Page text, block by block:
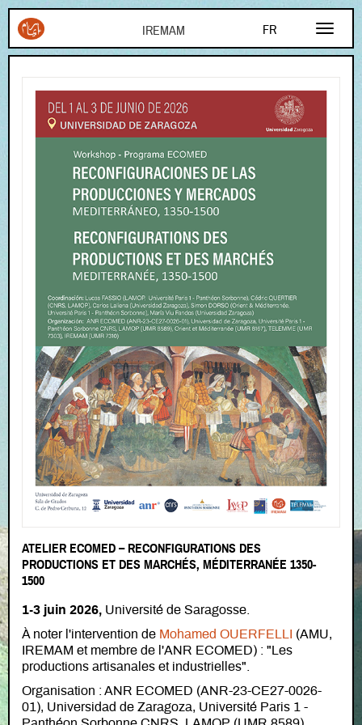
FR
AR
Aller au contenu principal
ATELIER ECOMED – RECONFIGURATIONS DES
PRODUCTIONS ET DES MARCHÉS, MÉDITERRANÉE 1350-
1500
1-3 juin 2026, Université de Saragosse.
À noter l'intervention de Mohamed OUERFELLI
(AMU,
IREMAM et membre de l'ANR ECOMED) : "Les
productions artisanales et industrielles".
Organisation : ANR ECOMED (ANR-23-CE27-0026-
01), Universidad de Zaragoza, Université Paris 1 -